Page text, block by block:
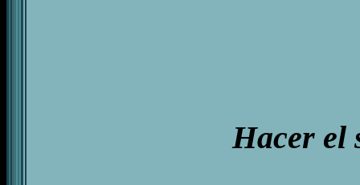
Hacer el